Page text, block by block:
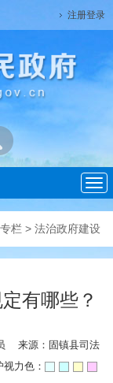
注册登录
导
航
栏 > 法治政府建设
有哪些？
来源：固镇县司法
视力色：